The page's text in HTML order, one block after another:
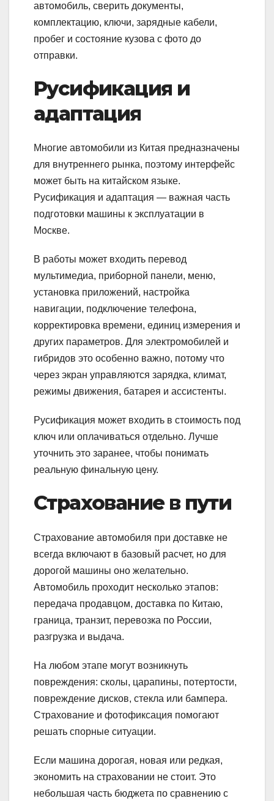
автомобиль, сверить документы,
комплектацию, ключи, зарядные кабели,
пробег и состояние кузова с фото до
отправки.
Русификация и
адаптация
Многие автомобили из Китая предназначены
для внутреннего рынка, поэтому интерфейс
может быть на китайском языке.
Русификация и адаптация — важная часть
подготовки машины к эксплуатации в
Москве.
В работы может входить перевод
мультимедиа, приборной панели, меню,
установка приложений, настройка
навигации, подключение телефона,
корректировка времени, единиц измерения и
других параметров. Для электромобилей и
гибридов это особенно важно, потому что
через экран управляются зарядка, климат,
режимы движения, батарея и ассистенты.
Русификация может входить в стоимость под
ключ или оплачиваться отдельно. Лучше
уточнить это заранее, чтобы понимать
реальную финальную цену.
Страхование в пути
Страхование автомобиля при доставке не
всегда включают в базовый расчет, но для
дорогой машины оно желательно.
Автомобиль проходит несколько этапов:
передача продавцом, доставка по Китаю,
граница, транзит, перевозка по России,
разгрузка и выдача.
На любом этапе могут возникнуть
повреждения: сколы, царапины, потертости,
повреждение дисков, стекла или бампера.
Страхование и фотофиксация помогают
решать спорные ситуации.
Если машина дорогая, новая или редкая,
экономить на страховании не стоит. Это
небольшая часть бюджета по сравнению с